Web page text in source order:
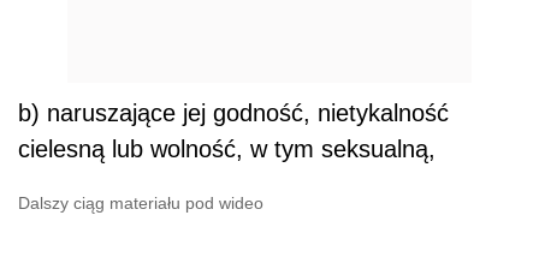
b) naruszające jej godność, nietykalność
cielesną lub wolność, w tym seksualną,
Dalszy ciąg materiału pod wideo